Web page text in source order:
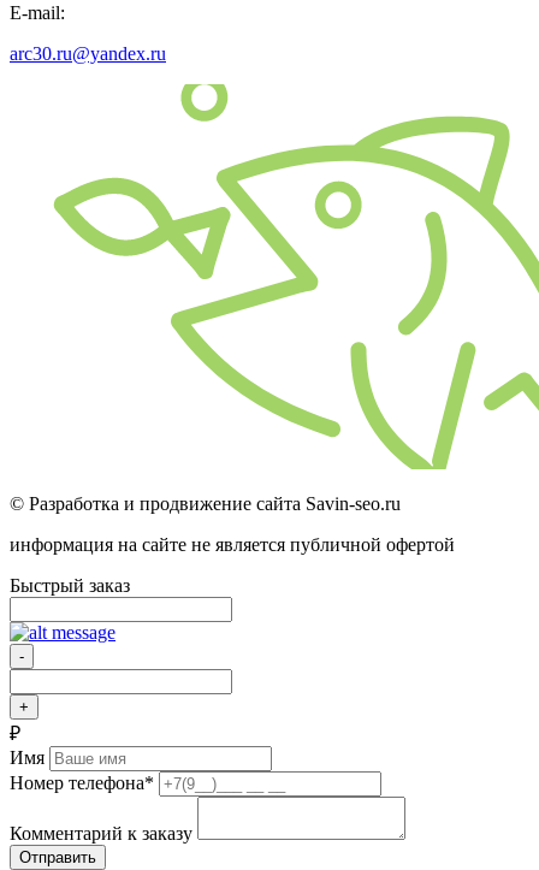
E-mail:
arc30.ru@yandex.ru
© Разработка и продвижение сайта Savin-seo.ru
информация на сайте не является публичной офертой
Быстрый заказ
-
+
₽
Имя
Номер телефона*
Комментарий к заказу
Отправить